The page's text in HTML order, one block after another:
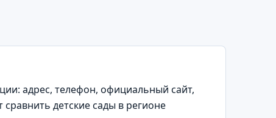
адрес, телефон, официальный сайт,
детские сады в регионе